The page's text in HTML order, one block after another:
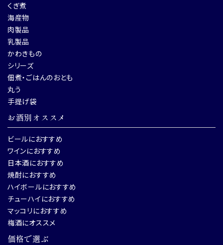
くぎ煮
海産物
肉製品
乳製品
かわきもの
シリーズ
佃煮・ごはんのおとも
丸う
手提げ袋
お酒別オススメ
ビールにおすすめ
ワインにおすすめ
日本酒におすすめ
焼酎におすすめ
ハイボールにおすすめ
チューハイにおすすめ
マッコリにおすすめ
梅酒にオススメ
価格で選ぶ